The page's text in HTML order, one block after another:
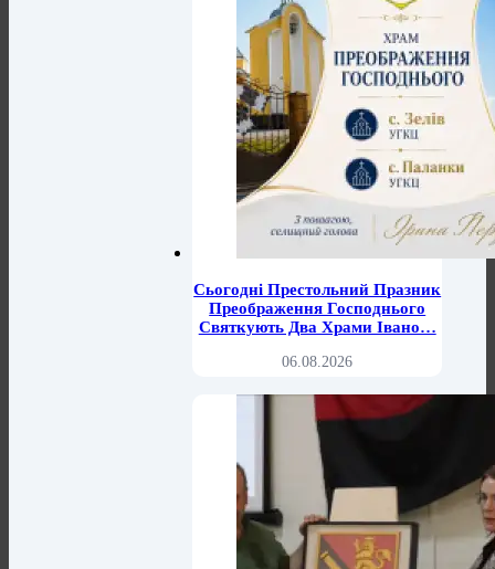
Сьогодні Престольний Празник
Преображення Господнього
Святкують Два Храми Івано…
06.08.2026